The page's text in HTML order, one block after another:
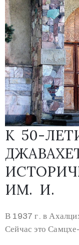
К 50-
ИМ. И.
В 1937 г. в
Сейчас это